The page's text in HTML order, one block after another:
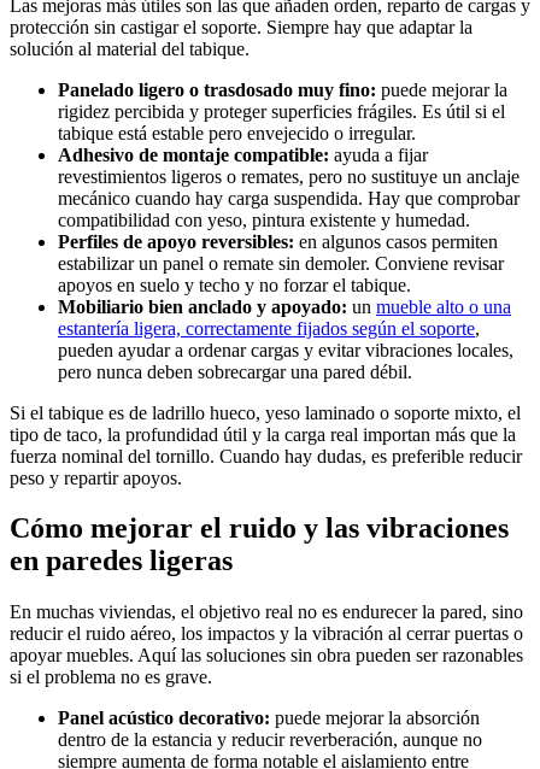
Las mejoras más útiles son las que añaden orden, reparto de cargas y
protección sin castigar el soporte. Siempre hay que adaptar la
solución al material del tabique.
Panelado ligero o trasdosado muy fino: puede mejorar la
rigidez percibida y proteger superficies frágiles. Es útil si el
tabique está estable pero envejecido o irregular.
Adhesivo de montaje compatible: ayuda a fijar
revestimientos ligeros o remates, pero no sustituye un anclaje
mecánico cuando hay carga suspendida. Hay que comprobar
compatibilidad con yeso, pintura existente y humedad.
Perfiles de apoyo reversibles: en algunos casos permiten
estabilizar un panel o remate sin demoler. Conviene revisar
apoyos en suelo y techo y no forzar el tabique.
Mobiliario bien anclado y apoyado: un mueble alto o una
estantería ligera, correctamente fijados según el soporte,
pueden ayudar a ordenar cargas y evitar vibraciones locales,
pero nunca deben sobrecargar una pared débil.
Si el tabique es de ladrillo hueco, yeso laminado o soporte mixto, el
tipo de taco, la profundidad útil y la carga real importan más que la
fuerza nominal del tornillo. Cuando hay dudas, es preferible reducir
peso y repartir apoyos.
Cómo mejorar el ruido y las vibraciones
en paredes ligeras
En muchas viviendas, el objetivo real no es endurecer la pared, sino
reducir el ruido aéreo, los impactos y la vibración al cerrar puertas o
apoyar muebles. Aquí las soluciones sin obra pueden ser razonables
si el problema no es grave.
Panel acústico decorativo: puede mejorar la absorción
dentro de la estancia y reducir reverberación, aunque no
siempre aumenta de forma notable el aislamiento entre